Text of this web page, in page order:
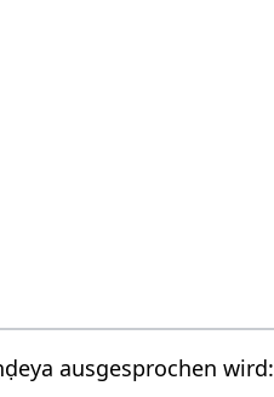
ausgesprochen wird: